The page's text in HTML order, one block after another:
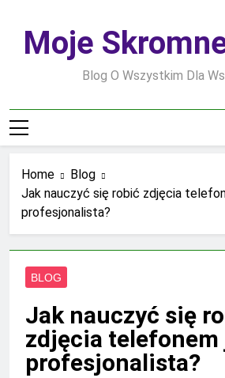
contentMoje
Blog O Wszystkim Dla
Home
Blog
Jak nauczyć się robić zdjęcia
profesjonalista?
BLOG
Jak nauczyć się
zdjęcia telefonem
profesjonalista?